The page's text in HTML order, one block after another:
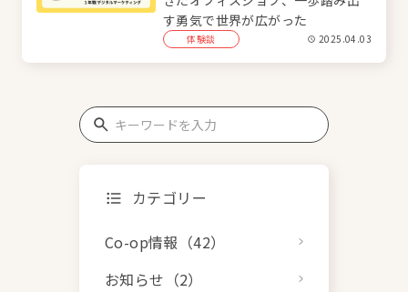
す勇気で世界が広がった
体験談 2025.04.03
カテゴリー
Co-op情報（42）
お知らせ（2）